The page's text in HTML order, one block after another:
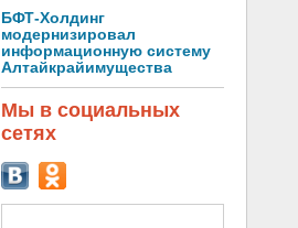
БФТ-Холдинг
модернизировал
информационную систему
Алтайкрайимущества
Мы в социальных
сетях